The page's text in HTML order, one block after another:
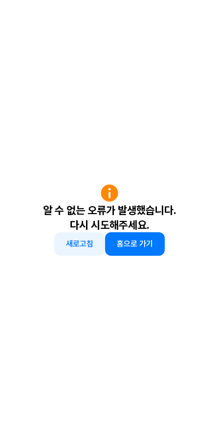
알 수 없는 오류가 발생했습니다.
다시 시도해주세요.
새로고침 홈으로 가기